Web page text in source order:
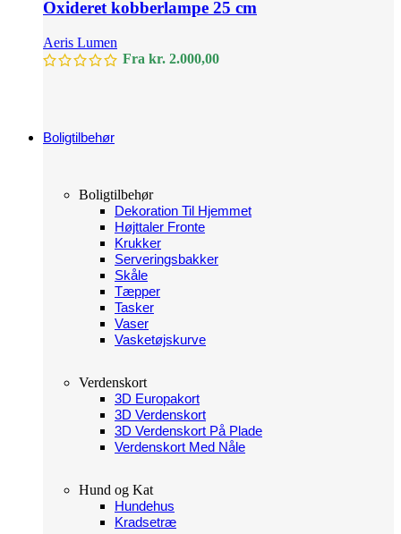
Oxideret kobberlampe 25 cm
Aeris Lumen
Fra kr. 2.000,00
Boligtilbehør
Boligtilbehør
Dekoration Til Hjemmet
Højttaler Fronte
Krukker
Serveringsbakker
Skåle
Tæpper
Tasker
Vaser
Vasketøjskurve
Verdenskort
3D Europakort
3D Verdenskort
3D Verdenskort På Plade
Verdenskort Med Nåle
Hund og Kat
Hundehus
Kradsetræ